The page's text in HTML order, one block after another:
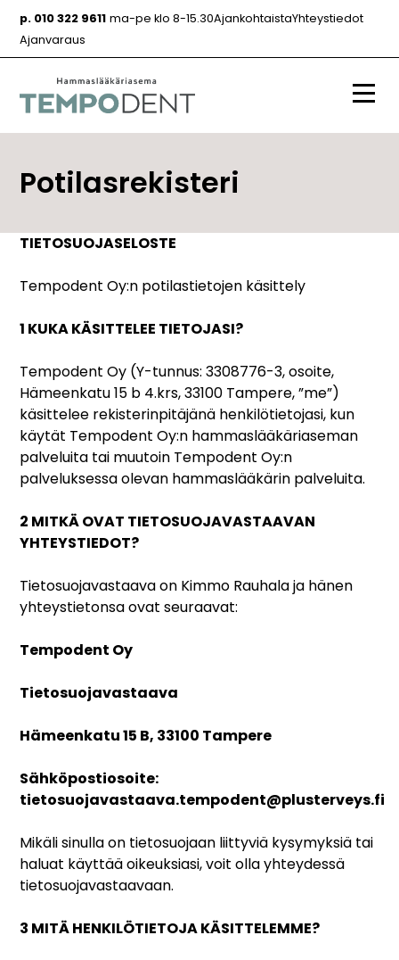
sisältöön
p. 010 322 9611 ma-pe klo 8-15.30AjankohtaistaYhteystiedot
Ajanvaraus
Potilasrekisteri
TIETOSUOJASELOSTE
Tempodent Oy:n potilastietojen käsittely
1 KUKA KÄSITTELEE TIETOJASI?
Tempodent Oy (Y-tunnus: 3308776-3, osoite,
Hämeenkatu 15 b 4.krs, 33100 Tampere, ”me”)
käsittelee rekisterinpitäjänä henkilötietojasi, kun
käytät Tempodent Oy:n hammaslääkäriaseman
palveluita tai muutoin Tempodent Oy:n
palveluksessa olevan hammaslääkärin palveluita.
2 MITKÄ OVAT TIETOSUOJAVASTAAVAN
YHTEYSTIEDOT?
Tietosuojavastaava on Kimmo Rauhala ja hänen
yhteystietonsa ovat seuraavat:
Tempodent Oy
Tietosuojavastaava
Hämeenkatu 15 B, 33100 Tampere
Sähköpostiosoite:
tietosuojavastaava.tempodent@plusterveys.fi
Mikäli sinulla on tietosuojaan liittyviä kysymyksiä tai
haluat käyttää oikeuksiasi, voit olla yhteydessä
tietosuojavastaavaan.
3 MITÄ HENKILÖTIETOJA KÄSITTELEMME?